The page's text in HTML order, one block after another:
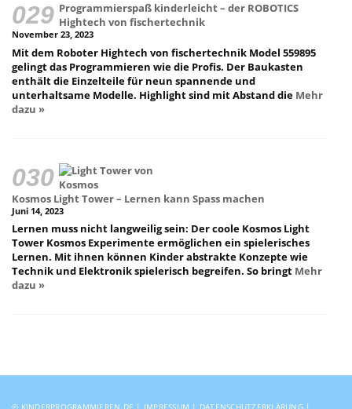
Programmierspaß kinderleicht – der ROBOTICS
Hightech von fischertechnik
November 23, 2023
Mit dem Roboter Hightech von fischertechnik Model 559895
gelingt das Programmieren wie die Profis. Der Baukasten
enthält die Einzelteile für neun spannende und
unterhaltsame Modelle. Highlight sind mit Abstand die Mehr
dazu »
Kosmos Light Tower – Lernen kann Spass machen
Juni 14, 2023
Lernen muss nicht langweilig sein: Der coole Kosmos Light
Tower Kosmos Experimente ermöglichen ein spielerisches
Lernen. Mit ihnen können Kinder abstrakte Konzepte wie
Technik und Elektronik spielerisch begreifen. So bringt Mehr
dazu »
© KINDERPROGRAMMIEREN.DE | IMPRESSUM | DATENSCHUTZERKLÄRUNG|